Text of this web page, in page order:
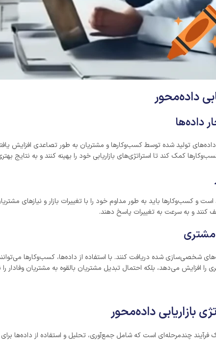
داده‌محور
تولید شده توسط کسب‌وکارها و مشتریان به طور تصاعدی افزایش
کمک کند تا استراتژی‌های بازاریابی خود را بهینه کنند و به نتایج
و کسب‌وکارها باید به طور مداوم خود را با تغییرات بازار و نیازهای
کنند و به سرعت به تغییرات پاسخ دهند.
شخصی‌سازی شده دریافت کنند. با استفاده از داده‌ها، کسب‌وکارها
افزایش می‌دهد، بلکه احتمال تبدیل مشتریان بالقوه به مشتریان
یک فرآیند چندمرحله‌ای است که شامل جمع‌آوری، تحلیل و استفاده از داده‌ها